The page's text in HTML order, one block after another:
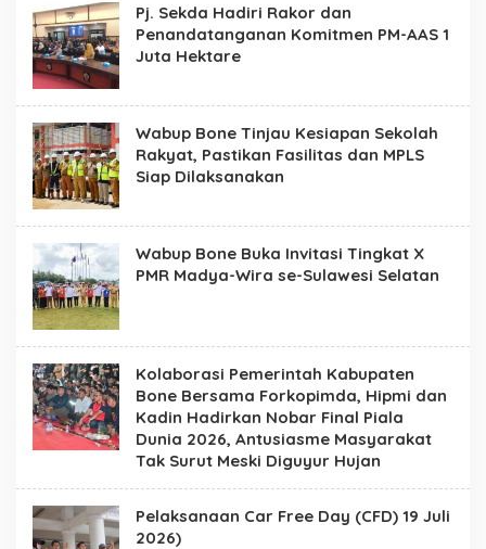
e
Pj. Sekda Hadiri Rakor dan
Penandatanganan Komitmen PM-AAS 1
Juta Hektare
Wabup Bone Tinjau Kesiapan Sekolah
Rakyat, Pastikan Fasilitas dan MPLS
Siap Dilaksanakan
Wabup Bone Buka Invitasi Tingkat X
PMR Madya-Wira se-Sulawesi Selatan
Kolaborasi Pemerintah Kabupaten
Bone Bersama Forkopimda, Hipmi dan
Kadin Hadirkan Nobar Final Piala
Dunia 2026, Antusiasme Masyarakat
Tak Surut Meski Diguyur Hujan
Pelaksanaan Car Free Day (CFD) 19 Juli
2026)